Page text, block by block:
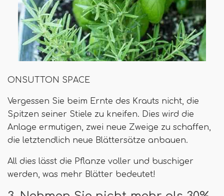
ONSUTTON SPACE
Vergessen Sie beim Ernte des Krauts nicht, die
Spitzen seiner Stiele zu kneifen. Dies wird die
Anlage ermutigen, zwei neue Zweige zu schaffen,
die letztendlich neue Blättersätze anbauen.
All dies lässt die Pflanze voller und buschiger
werden, was mehr Blätter bedeutet!